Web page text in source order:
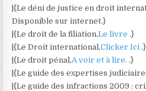
|{Le déni de justice en droit
Disponible sur internet.}
|{Le droit de la filiation,Le livre .}
|{Le Droit international,Clicker Ici .}
|{Le droit pénal,A voir et à lire. .}
|{Le guide des expertises
|{Le guide des infractions 2009 :